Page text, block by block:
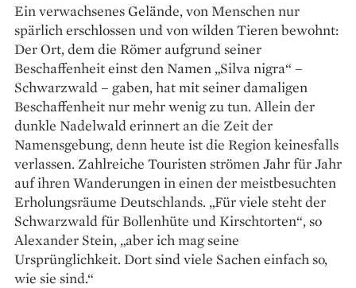
Ein verwachsenes Gelände, von Menschen nur
spärlich erschlossen und von wilden Tieren bewohnt:
Der Ort, dem die Römer aufgrund seiner
Beschaffenheit einst den Namen „Silva nigra“ –
Schwarzwald – gaben, hat mit seiner damaligen
Beschaffenheit nur mehr wenig zu tun. Allein der
dunkle Nadelwald erinnert an die Zeit der
Namensgebung, denn heute ist die Region keinesfalls
verlassen. Zahlreiche Touristen strömen Jahr für Jahr
auf ihren Wanderungen in einen der meistbesuchten
Erholungsräume Deutschlands. „Für viele steht der
Schwarzwald für Bollenhüte und Kirschtorten“, so
Alexander Stein, „aber ich mag seine
Ursprünglichkeit. Dort sind viele Sachen einfach so,
wie sie sind.“